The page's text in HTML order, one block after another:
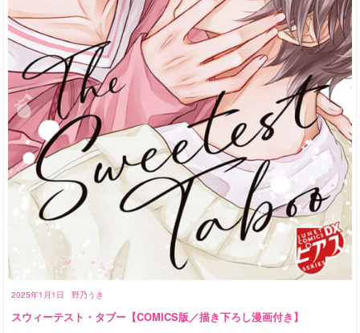
2025年1月1日 野乃うき
スウィーテスト・タブー【COMICS版／描き下ろし漫画付き】